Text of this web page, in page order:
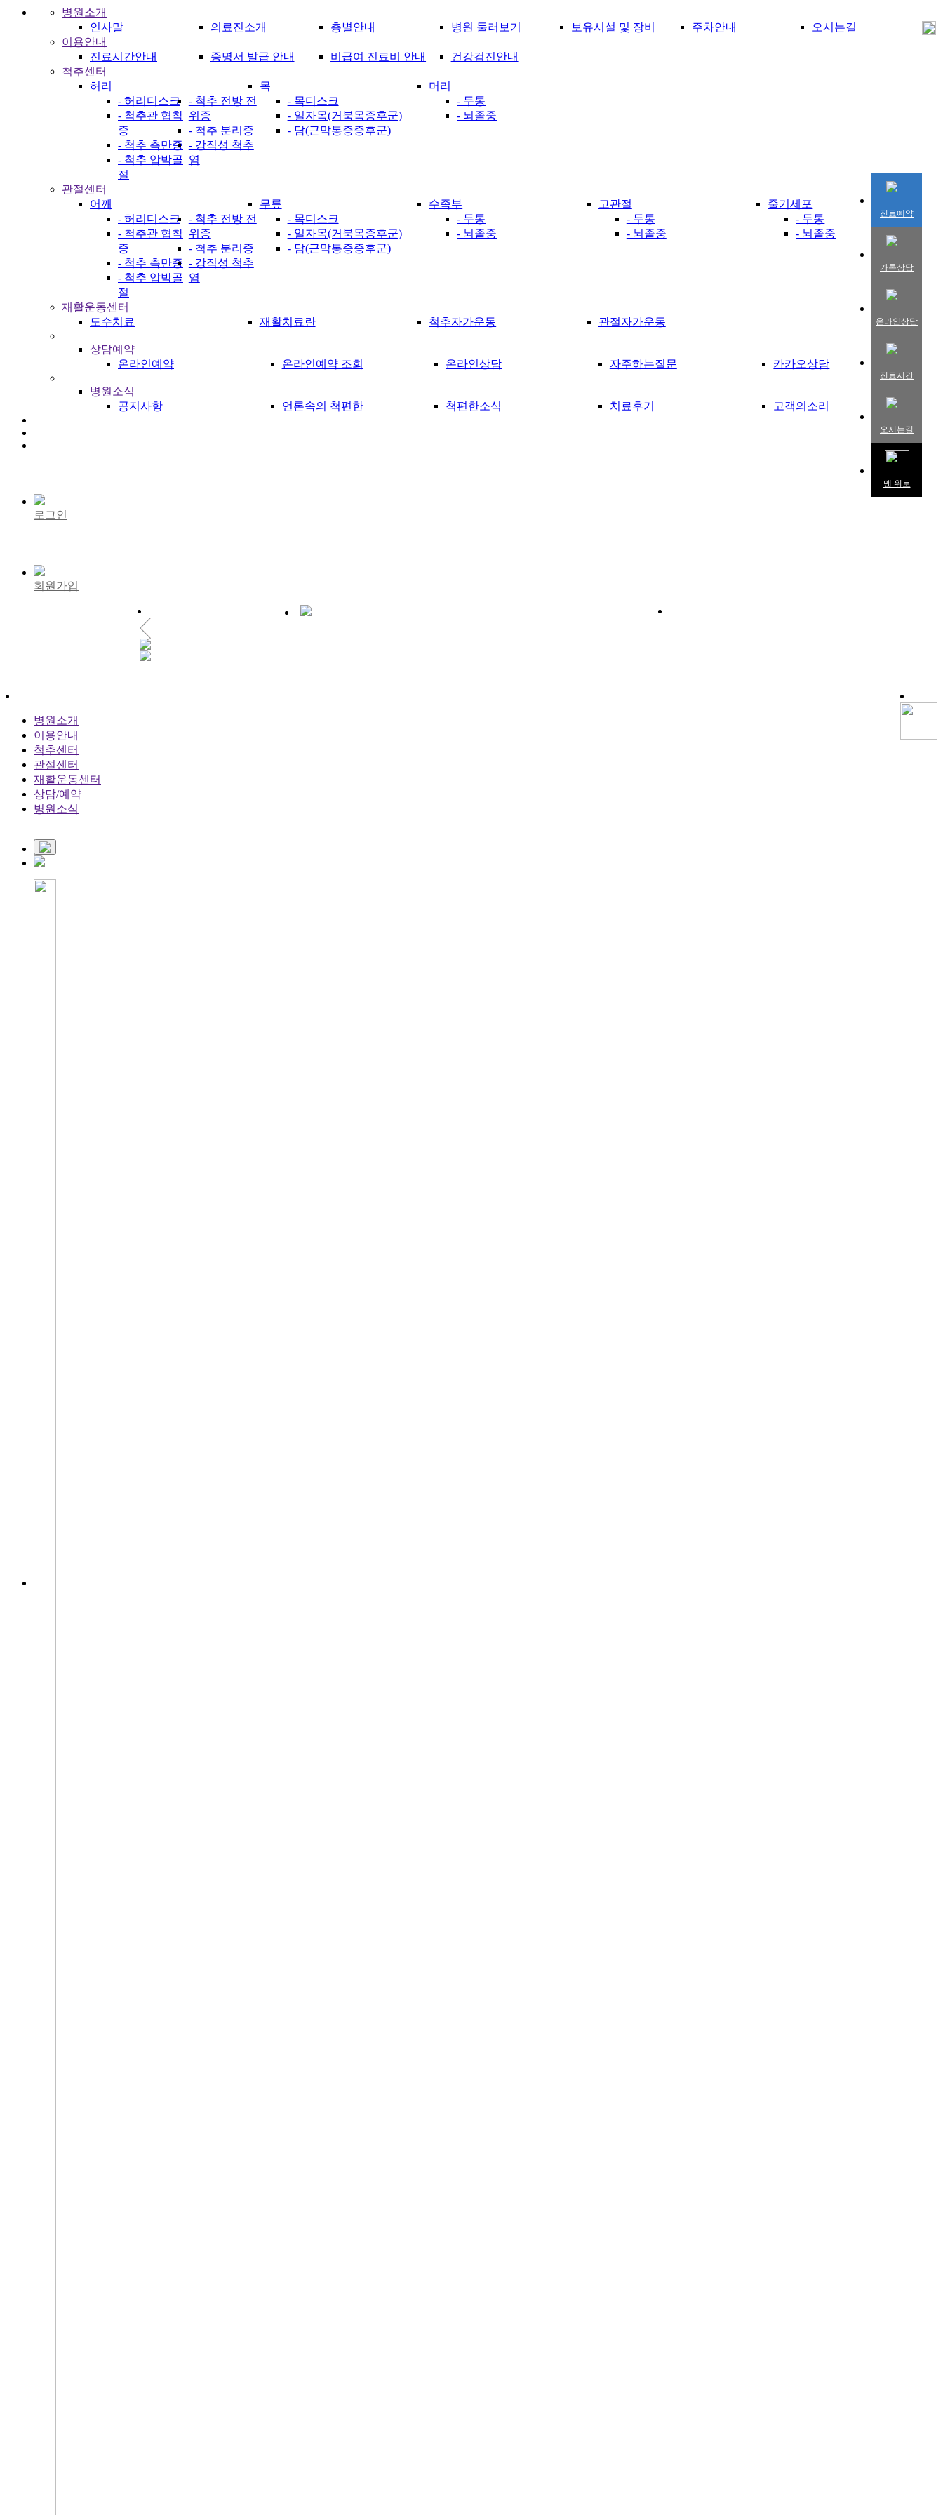
병원소개
인사말
의료진소개 층별안내 병원 둘러보기 보유시설 및 장비 주차안내
오시는길
이용안내
진료시간안내
증명서 발급 안내 비급여 진료비 안내
건강검진안내
척추센터
허리
- 허리디스크
- 척추관 협착
증
- 척추 측만증
- 척추 압박골
절
- 척추 전방 전
위증
- 척추 분리증
- 강직성 척추
염
목
- 목디스크
- 일자목(거북목증후군)
- 담(근막통증증후군)
머리
- 두통
- 뇌졸중
관절센터
어깨
- 허리디스크
- 척추관 협착
증
- 척추 측만증
- 척추 압박골
절
- 척추 전방 전
위증
- 척추 분리증
- 강직성 척추
염
무릎
- 목디스크
- 일자목(거북목증후군)
- 담(근막통증증후군)
수족부
- 두통
- 뇌졸중
고관절
- 두통
- 뇌졸중
줄기세포
- 두통
- 뇌졸중
재활운동센터
도수치료
재활치료란 척추자가운동 관절자가운동
상담예약
온라인예약
온라인예약 조회 온라인상담 자주하는질문 카카오상담
병원소식
공지사항
언론속의 척편한 척편한소식 치료후기 고객의소리
로그인
회원가입
병원소개
이용안내
척추센터
관절센터
재활운동센터
상담/예약
병원소식
진료예약
카톡상담
온라인상담
진료시간
오시는길
맨 위로